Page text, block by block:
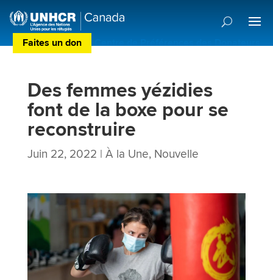
Faites un don Centre de Préférences des Donateurs
Des femmes yézidies
font de la boxe pour se
reconstruire
Juin 22, 2022 | À la Une, Nouvelle